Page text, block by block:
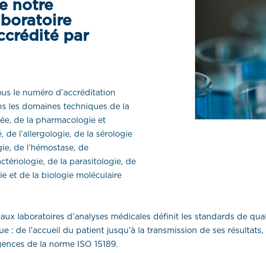
notre
par
le numéro d’accréditation
les domaines techniques de la
de la pharmacologie et
de l’allergologie, de la sérologie
de l’hémostase, de
de la parasitologie, de
et de la biologie moléculaire
laboratoires d’analyses médicales définit les standards de
: de l’accueil du patient jusqu’à la transmission de ses
de la norme ISO 15189.